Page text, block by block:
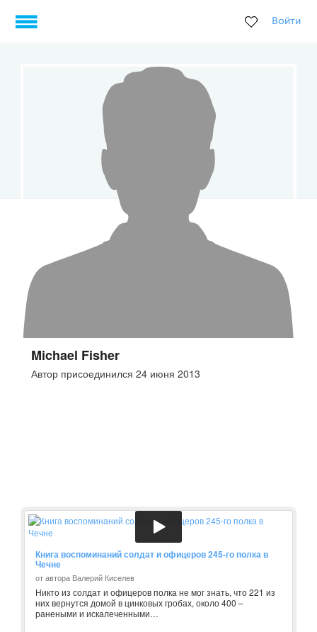
Войти
Michael Fisher
Автор присоединился 24 июня 2013
Книга воспоминаний солдат и офицеров 245-го полка в
Чечне
от автора Валерий Киселев
Никто из солдат и офицеров полка не мог знать, что 221 из
них вернутся домой в цинковых гробах, около 400 –
ранеными и искалеченными…